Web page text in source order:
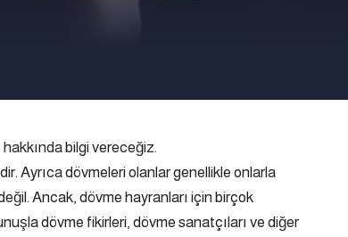
bilgi vereceğiz.
Ayrıca dövmeleri olanlar genellikle onlarla
Ancak, dövme hayranları için birçok
dövme fikirleri, dövme sanatçıları ve diğer